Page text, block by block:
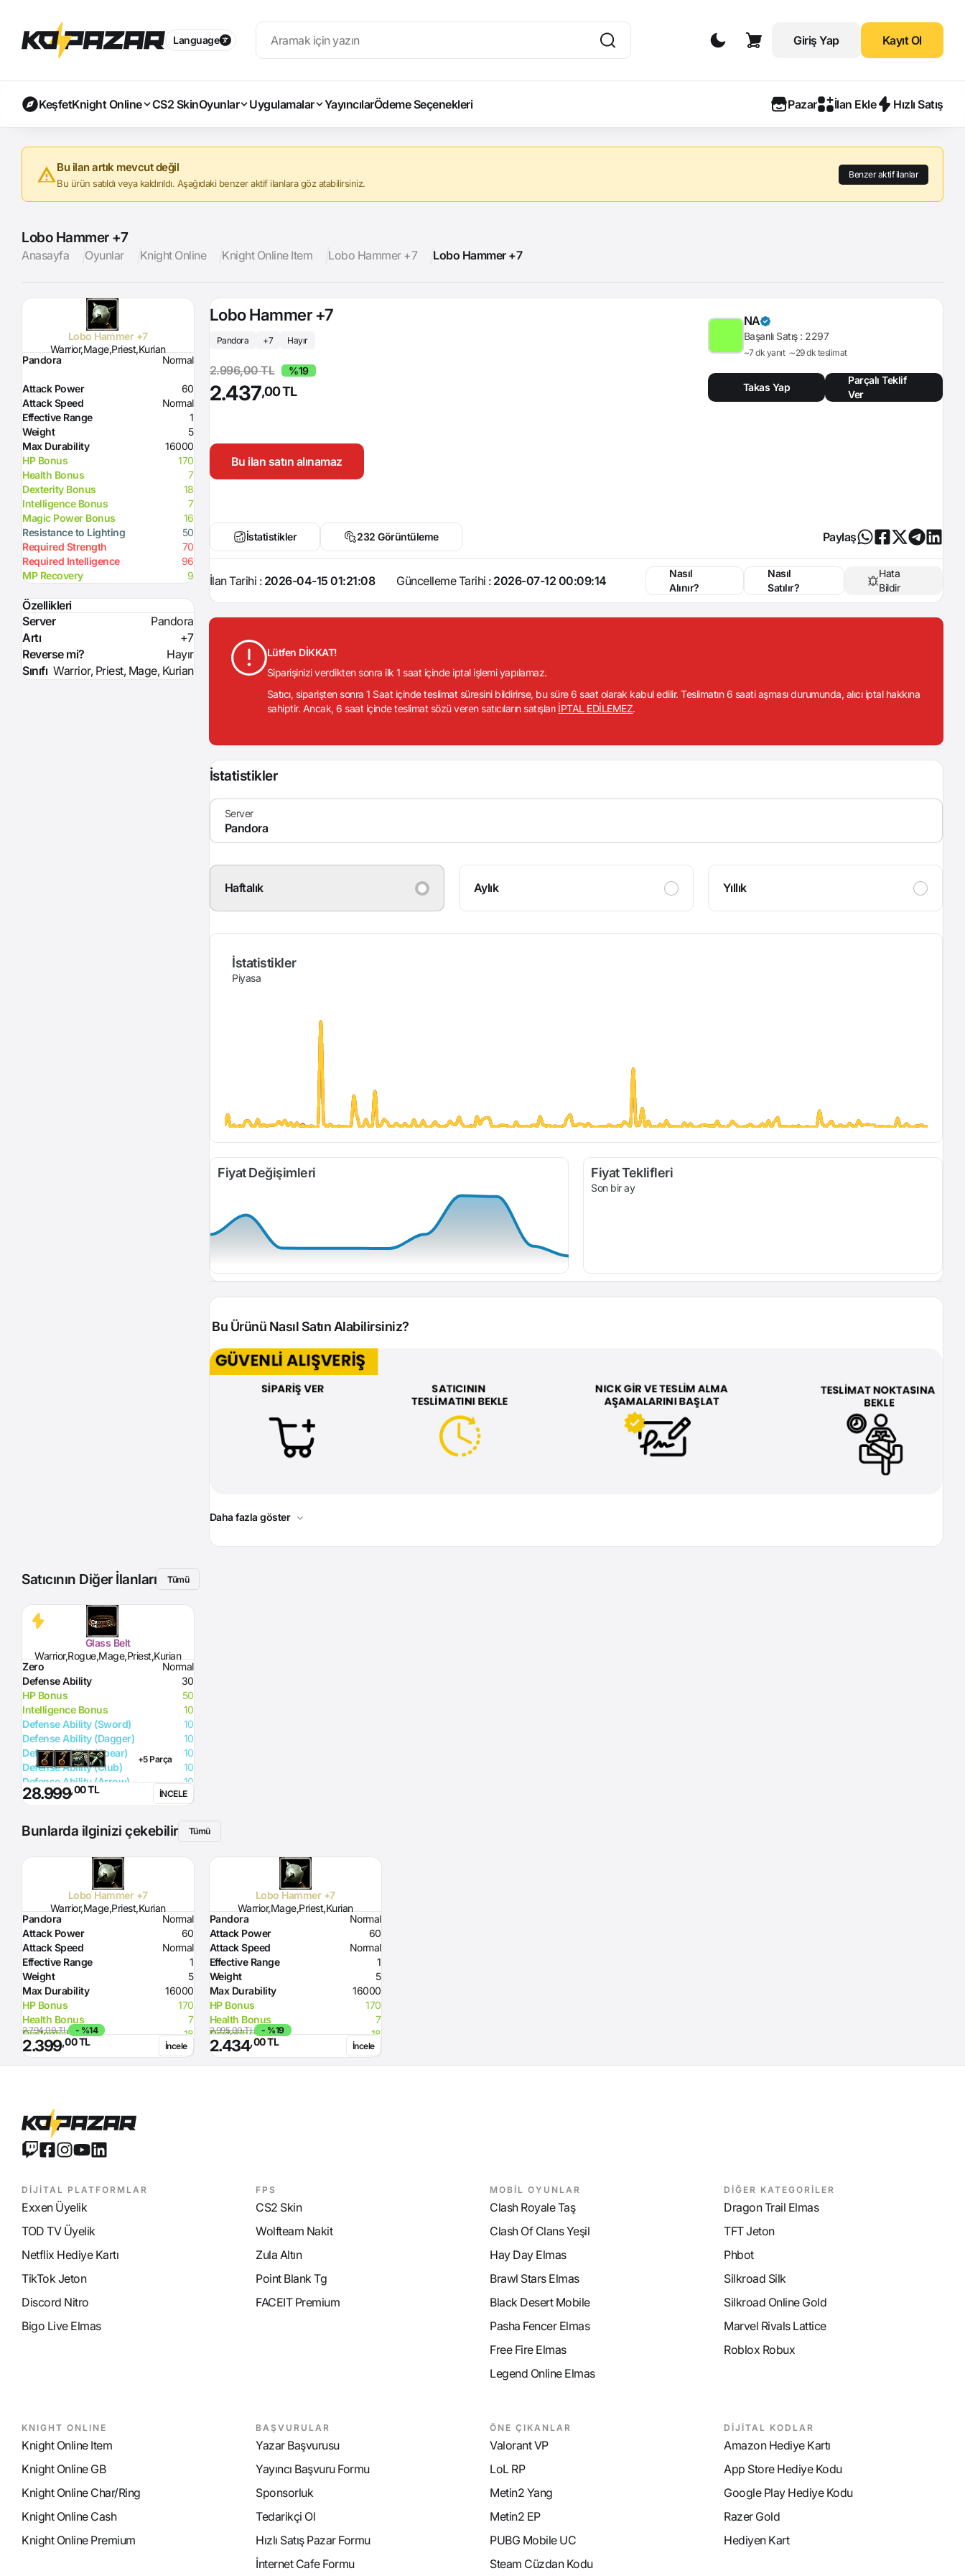
Language Giriş Yap Kayıt Ol
KeşfetKnight Online CS2 SkinOyunlar Uygulamalar YayıncılarÖdeme Seçenekleri Pazar İlan Ekle Hızlı Satış
Bu ilan artık mevcut değil
Bu ürün satıldı veya kaldırıldı. Aşağıdaki benzer aktif ilanlara göz atabilirsiniz.
Benzer aktif ilanlar
Lobo Hammer +7
Anasayfa Oyunlar Knight Online Knight Online Item Lobo Hammer +7 Lobo Hammer +7
Lobo Hammer +7
Warrior,Mage,Priest,Kurian
Pandora
Normal
Attack Power
60
Attack Speed
Normal
Effective Range
1
Weight
5
Max Durability
16000
HP Bonus
170
Health Bonus
7
Dexterity Bonus
18
Intelligence Bonus
7
Magic Power Bonus
16
Resistance to Lighting
50
Required Strength
70
Required Intelligence
96
MP Recovery
9
Özellikleri
Server
Pandora
Artı
+7
Reverse mi?
Hayır
Sınıfı Warrior, Priest, Mage, Kurian
Lobo Hammer +7
Pandora +7 Hayır
2.996,00 TL %19
2.437,00 TL
Bu ilan satın alınamaz
NA
Başarılı Satış : 2297
~7 dk yanıt ~29 dk teslimat
Takas Yap
Parçalı Teklif
Ver
İstatistikler 232 Görüntüleme Paylaş
İlan Tarihi : 2026-04-15 01:21:08 Güncelleme Tarihi : 2026-07-12 00:09:14
Nasıl
Alınır?
Nasıl
Satılır?
Hata
Bildir
Lütfen DİKKAT!
Siparişinizi verdikten sonra ilk 1 saat içinde iptal işlemi yapılamaz.
Satıcı, siparişten sonra 1 Saat içinde teslimat süresini bildirirse, bu süre 6 saat olarak kabul edilir. Teslimatın 6 saati aşması durumunda, alıcı iptal hakkına
sahiptir. Ancak, 6 saat içinde teslimat sözü veren satıcıların satışları İPTAL EDİLEMEZ.
İstatistikler
Haftalık Aylık Yıllık
İstatistikler
Piyasa
Fiyat Değişimleri Fiyat Teklifleri
Son bir ay
Bu Ürünü Nasıl Satın Alabilirsiniz?
Daha fazla göster
Satıcının Diğer İlanları Tümü
Glass Belt
Warrior,Rogue,Mage,Priest,Kurian
Zero
Normal
Defense Ability
30
HP Bonus
50
Intelligence Bonus
10
Defense Ability (Sword)
10
Defense Ability (Dagger)
10
Defense Ability (Spear)
10
Defense Ability (Club)
10
Defense Ability (Arrow)
10
Defense Ability (Axe)
10
+5 Parça
28.999,00 TL İNCELE
Bunlarda ilginizi çekebilir Tümü
Lobo Hammer +7
Warrior,Mage,Priest,Kurian
Pandora
Normal
Attack Power
60
Attack Speed
Normal
Effective Range
1
Weight
5
Max Durability
16000
HP Bonus
170
Health Bonus
7
Dexterity Bonus
18
Intelligence Bonus
MP Recovery
2.794,00 TL - %14
2.399,00 TL İncele
Lobo Hammer +7
Warrior,Mage,Priest,Kurian
Pandora
Normal
Attack Power
60
Attack Speed
Normal
Effective Range
1
Weight
5
Max Durability
16000
HP Bonus
170
Health Bonus
7
Dexterity Bonus
18
Intelligence Bonus
2.995,00 TL - %19
2.434,00 TL İncele
DİJİTAL PLATFORMLAR
Exxen Üyelik
TOD TV Üyelik
Netflix Hediye Kartı
TikTok Jeton
Discord Nitro
Bigo Live Elmas
FPS
CS2 Skin
Wolfteam Nakit
Zula Altın
Point Blank Tg
FACEIT Premium
MOBİL OYUNLAR
Clash Royale Taş
Clash Of Clans Yeşil
Hay Day Elmas
Brawl Stars Elmas
Black Desert Mobile
Pasha Fencer Elmas
Free Fire Elmas
Legend Online Elmas
DİĞER KATEGORİLER
Dragon Trail Elmas
TFT Jeton
Phbot
Silkroad Silk
Silkroad Online Gold
Marvel Rivals Lattice
Roblox Robux
KNIGHT ONLINE
Knight Online Item
Knight Online GB
Knight Online Char/Ring
Knight Online Cash
Knight Online Premium
BAŞVURULAR
Yazar Başvurusu
Yayıncı Başvuru Formu
Sponsorluk
Tedarikçi Ol
Hızlı Satış Pazar Formu
İnternet Cafe Formu
ÖNE ÇIKANLAR
Valorant VP
LoL RP
Metin2 Yang
Metin2 EP
PUBG Mobile UC
Steam Cüzdan Kodu
DİJİTAL KODLAR
Amazon Hediye Kartı
App Store Hediye Kodu
Google Play Hediye Kodu
Razer Gold
Hediyen Kart